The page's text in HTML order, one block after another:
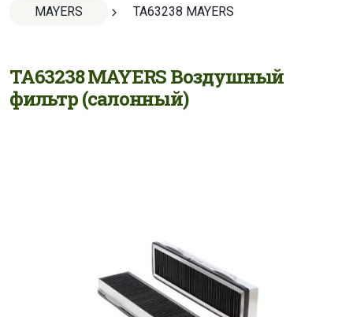
MAYERS TA63238 MAYERS
TA63238 MAYERS Воздушный
фильтр (салонный)